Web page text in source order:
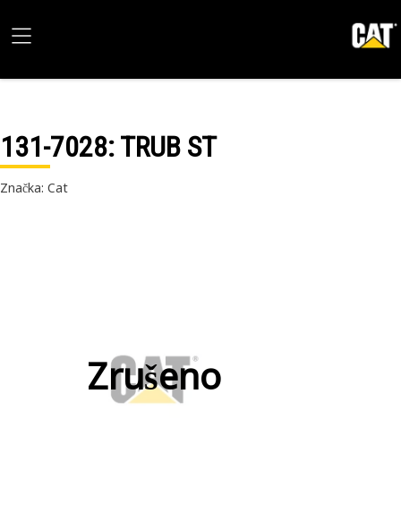
131-7028: TRUB ST
Značka: Cat
Zrušeno